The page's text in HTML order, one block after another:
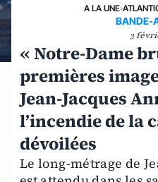
A LA UNE›
BANDE-
3
« Notre-Dame
premières
Jean-Jacques
l’incendie de la
dévoilées
Le long-métrage de